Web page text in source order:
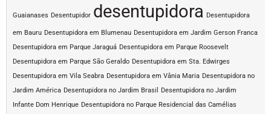
Guaianases Desentupidor desentupidora Desentupidora
em Bauru Desentupidora em Blumenau Desentupidora em Jardim Gerson Franca
Desentupidora em Parque Jaraguá Desentupidora em Parque Roosevelt
Desentupidora em Parque São Geraldo Desentupidora em Sta. Edwirges
Desentupidora em Vila Seabra Desentupidora em Vânia Maria Desentupidora no
Jardim América Desentupidora no Jardim Brasil
Desentupidora no Jardim
Infante Dom Henrique Desentupidora no Parque Residencial das Camélias